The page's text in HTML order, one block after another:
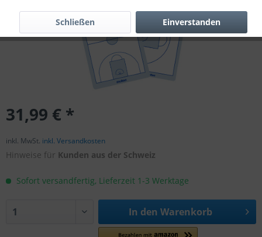
31,99 € *
inkl. MwSt. inkl. Versandkosten
Hinweise für Kunden aus der Schweiz
Sofort versandfertig, Lieferzeit 1-3 Werktage
In den Warenkorb
Einverstanden
Schließen